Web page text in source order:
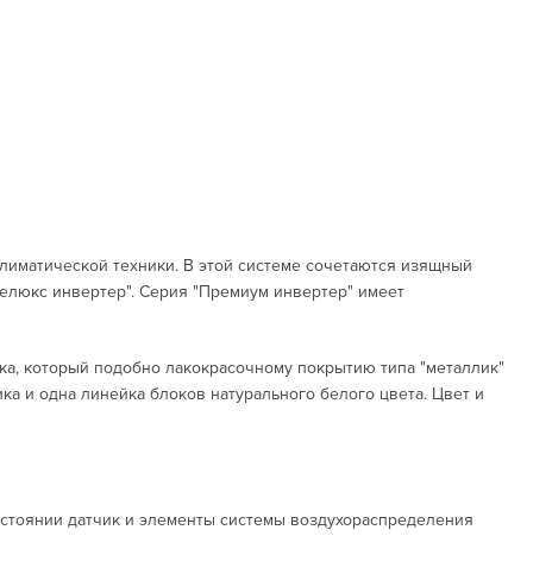
техники. В этой системе сочетаются изящный
инвертер". Серия "Премиум инвертер" имеет
который подобно лакокрасочному покрытию типа "металлик"
и одна линейка блоков натурального белого цвета. Цвет и
датчик и элементы системы воздухораспределения